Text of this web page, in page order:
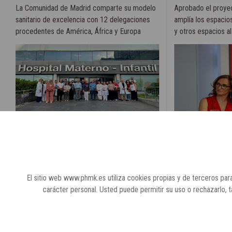
La Comunidad de Madrid comparte su modelo
sanitario de excelencia con 12 delegaciones
procedentes de América, África y Europa
Aprobado el
amplía los
y otros espacios
El sitio web www.phmk.es utiliza cookies propias y de terceros
carácter personal. Usted puede permitir su uso o rechazarlo,